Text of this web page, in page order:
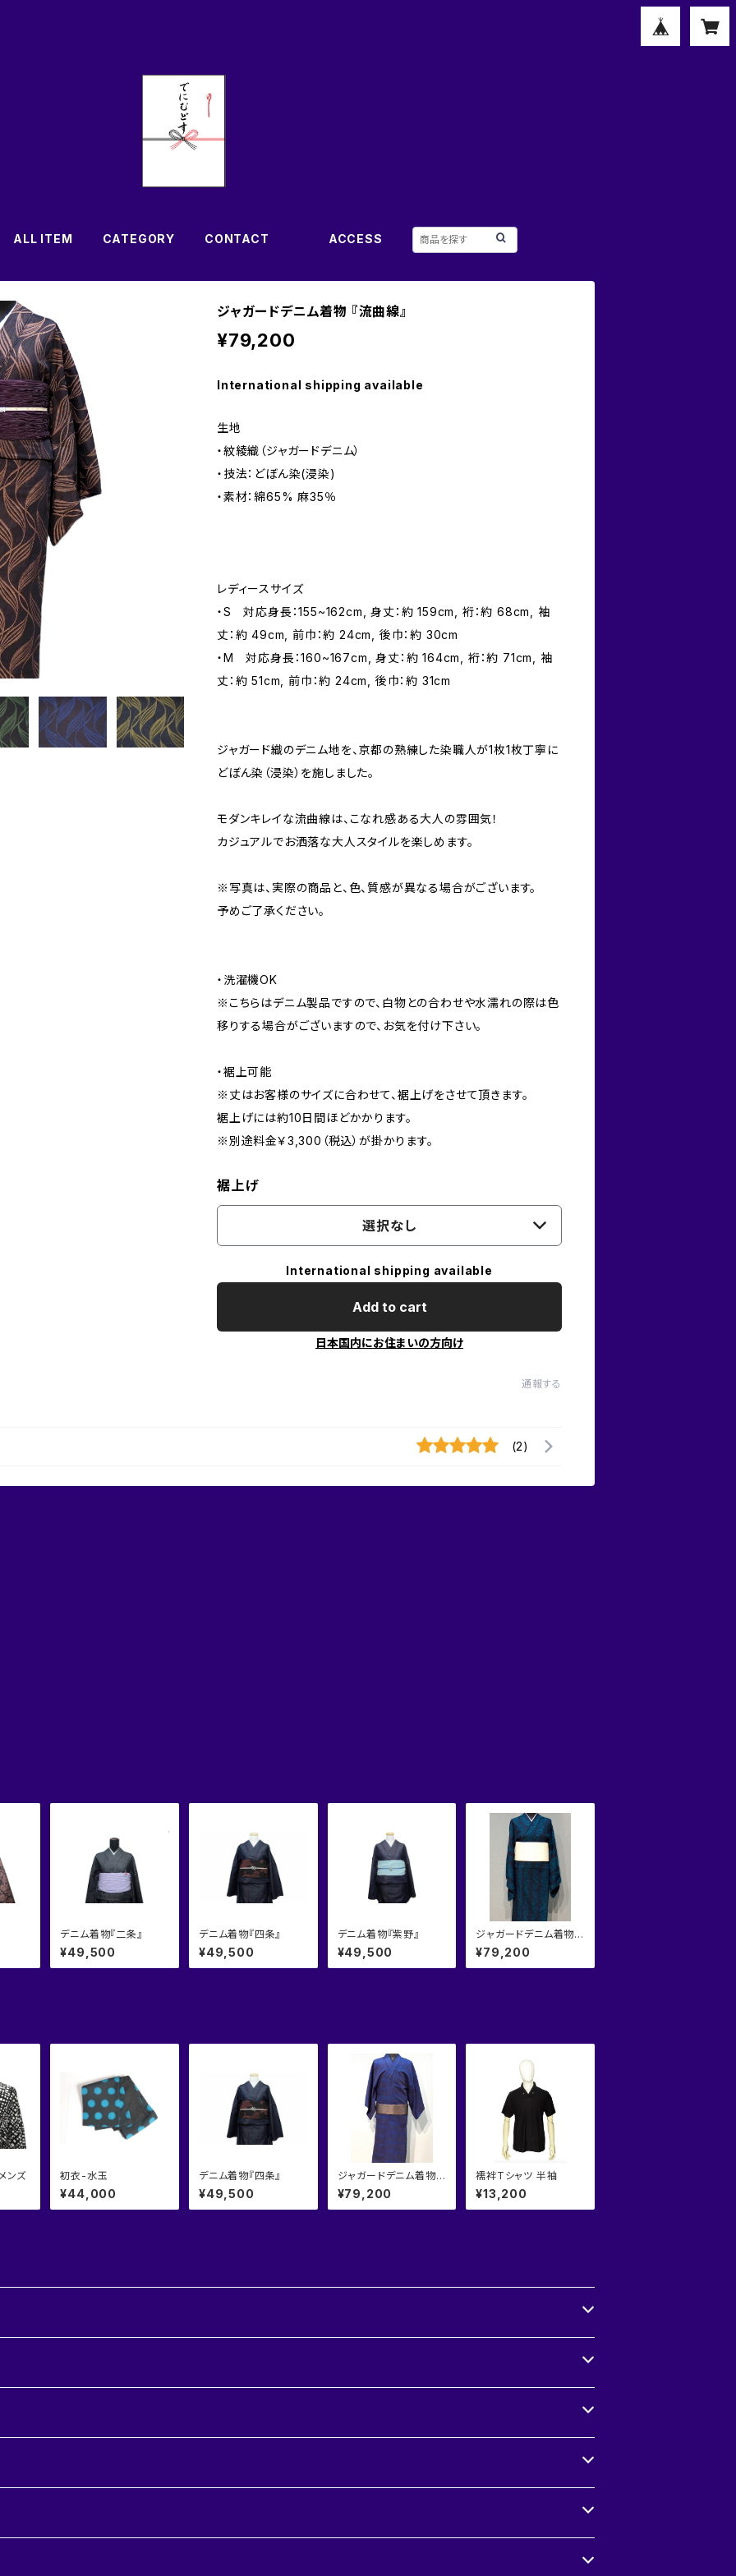
ALL ITEM CATEGORY CONTACT ACCESS
ジャガードデニム着物 『流曲線』
¥79,200
International shipping available
生地
・紋綾織（ジャガードデニム）
・技法：どぼん染(浸染)
・素材：綿65% 麻35％
レディースサイズ
・S 対応身長：155~162cm, 身丈：約 159cm, 裄：約 68cm, 袖
丈：約 49cm, 前巾：約 24cm, 後巾：約 30cm
・M 対応身長：160~167cm, 身丈：約 164cm, 裄：約 71cm, 袖
丈：約 51cm, 前巾：約 24cm, 後巾：約 31cm
ジャガード織のデニム地を、京都の熟練した染職人が1枚1枚丁寧に
どぼん染（浸染）を施しました。
モダンキレイな流曲線は、こなれ感ある大人の雰囲気！
カジュアルでお洒落な大人スタイルを楽しめます。
※写真は、実際の商品と、色、質感が異なる場合がございます。
予めご了承ください。
・洗濯機OK
※こちらはデニム製品ですので、白物との合わせや水濡れの際は色
移りする場合がございますので、お気を付け下さい。
・裾上可能
※丈はお客様のサイズに合わせて、裾上げをさせて頂きます。
裾上げには約10日間ほどかかります。
※別途料金￥3,300（税込）が掛かります。
裾上げ
選択なし
International shipping available
Add to cart
日本国内にお住まいの方向け
通報する
(2)
デニム着物『二条』
¥49,500
デニム着物『四条』
¥49,500
デニム着物『紫野』
¥49,500
ジャガードデニム着物
『縞取唐草』
¥79,200
ンズ 初衣-水玉
¥44,000
デニム着物『四条』
¥49,500
ジャガードデニム着物
『市松モダン』
¥79,200
襦袢Tシャツ 半袖
¥13,200